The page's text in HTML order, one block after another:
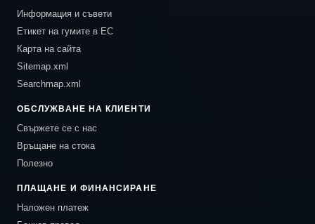
Информация и съвети
Етикет на гумите в ЕС
Карта на сайта
Sitemap.xml
Searchmap.xml
ОБСЛУЖВАНЕ НА КЛИЕНТИ
Свържете се с нас
Връщане на стока
Полезно
ПЛАЩАНЕ И ФИНАНСИРАНЕ
Наложен платеж